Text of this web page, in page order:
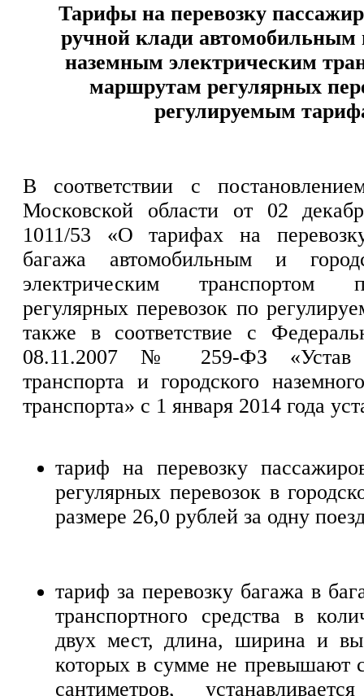
Тарифы на перевозку
ручной клади автомобильным
наземным электрическим
маршрутам регулярных
регулируемым
В соответствии с
Московской области от 02
1011/53 «О тарифах на
багажа автомобильным и
электрическим транспортом
регулярных перевозок по
также в соответствие с
08.11.2007 № 259-ФЗ «Устав
транспорта и городского
транспорта» с 1 января 2014 года
тариф на перевозку
регулярных перевозок в
размере 26,0 рублей за одну
тариф за перевозку багажа в
транспортного средства в
двух мест, длина, ширина и
которых в сумме не превышают
сантиметров,